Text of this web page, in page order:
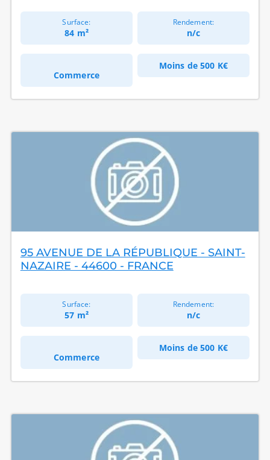
Surface:
84 m²
Rendement:
n/c
Commerce
Moins de500 K€
95 AVENUE DE LA RÉPUBLIQUE - SAINT-
NAZAIRE - 44600 - FRANCE
Surface:
57 m²
Rendement:
n/c
Commerce
Moins de500 K€